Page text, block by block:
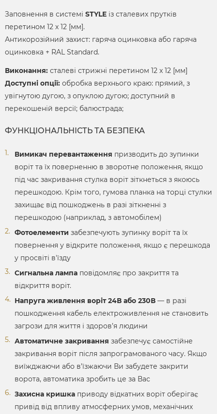
Заповнення в системі STYLE із сталевих прутків
перетином 12 х 12 [мм].
Антикорозійний захист: гаряча оцинковка або гаряча
оцинковка + RAL Standard.
Виконання: сталеві стрижні перетином 12 x 12 [мм]
Доступні опції: обробка верхнього краю: прямий, з
увігнутою дугою, з опуклою дугою; доступний в
перекошеній версії; балюстрада;
ФУНКЦІОНАЛЬНІСТЬ ТА БЕЗПЕКА
Вимикач перевантаження призводить до зупинки
воріт та їх поверненню в зворотне положення, якщо
під час закривання стулка воріт зіткнеться з якоюсь
перешкодою. Крім того, гумова планка на торці стулки
захищає від пошкоджень в разі зіткненні з
перешкодою (наприклад, з автомобілем)
Фотоелементи забезпечують зупинку воріт та їх
повернення у відкрите положення, якщо є перешкода
у просвіті в'їзду
Сигнальна лампа повідомляє про закриття та
відкриття воріт.
Напруга живлення воріт 24В або 230В — в разі
пошкодження кабель електроживлення не становить
загрози для життя і здоров’я людини
Автоматичне закривання забезпечує самостійне
закривання воріт після запрограмованого часу. Якщо
виїжджаючи або в’їзжаючи Ви забудете закрити
ворота, автоматика зробить це за Вас
Захисна кришка приводу відкатних воріт оберігає
привід від впливу атмосферних умов, механічних